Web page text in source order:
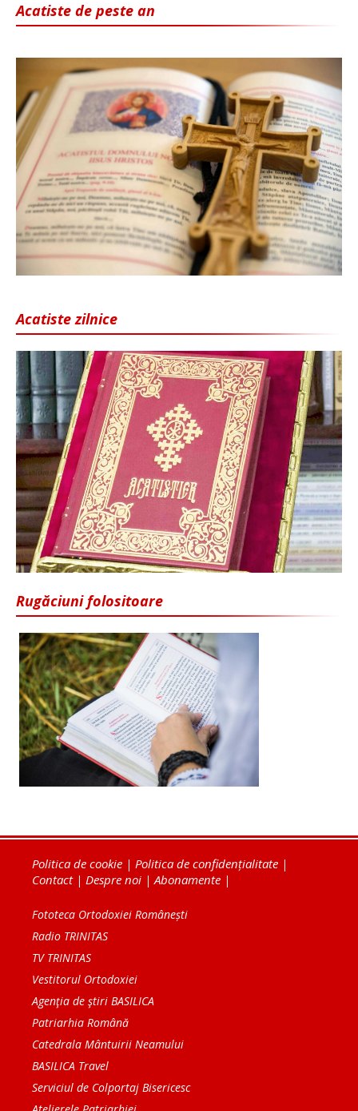
Acatiste de peste an
Acatiste zilnice
Rugăciuni folositoare
Politica de cookie | Politica de confidențialitate |
Contact| Despre noi | Abonamente |
Fototeca Ortodoxiei Românești
Radio TRINITAS
TV TRINITAS
Vestitorul Ortodoxiei
Agenţia de ştiri BASILICA
Patriarhia Română
Catedrala Mântuirii Neamului
BASILICA Travel
Serviciul de Colportaj Bisericesc